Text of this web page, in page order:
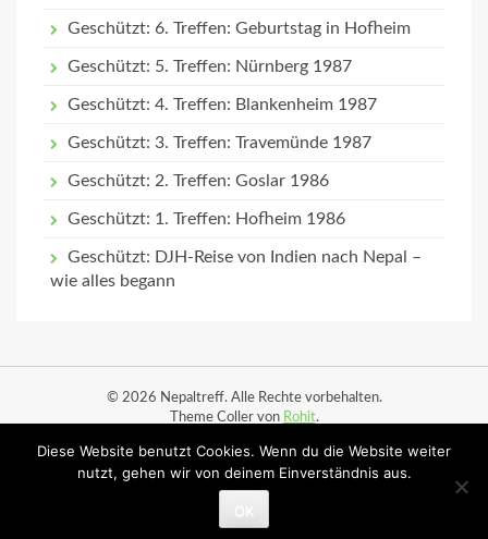
Geschützt: 6. Treffen: Geburtstag in Hofheim
Geschützt: 5. Treffen: Nürnberg 1987
Geschützt: 4. Treffen: Blankenheim 1987
Geschützt: 3. Treffen: Travemünde 1987
Geschützt: 2. Treffen: Goslar 1986
Geschützt: 1. Treffen: Hofheim 1986
Geschützt: DJH-Reise von Indien nach Nepal –
wie alles begann
© 2026 Nepaltreff. Alle Rechte vorbehalten.
Theme Coller von Rohit.
Start Datenschutz Impressum Ortsbesuche
Diese Website benutzt Cookies. Wenn du die Website weiter
nutzt, gehen wir von deinem Einverständnis aus.